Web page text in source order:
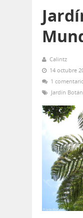
Calintz
14 octubre
1
Jardín